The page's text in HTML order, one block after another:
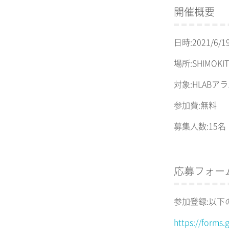
開催概要
日時:2021/6/
場所
対象:HLABア
参加費:無料
募集人数:15
応募フォー
参加登録:以下
https://